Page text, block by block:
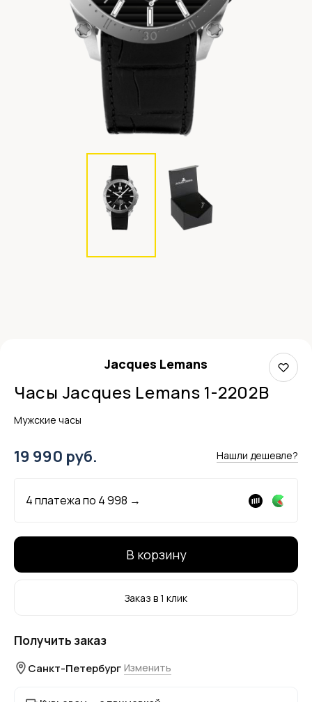
Jacques Lemans
Часы Jacques Lemans 1-2202B
Мужские часы
19 990 руб. Нашли дешевле?
4 платежа по 4 998 →
В корзину
Заказ в 1 клик
Получить заказ
Санкт-Петербург Изменить